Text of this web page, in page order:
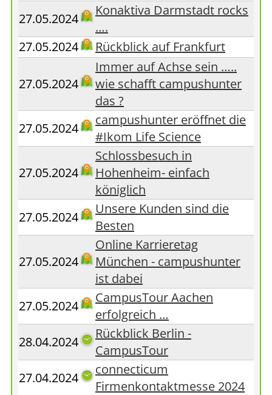
27.05.2024
Konaktiva Darmstadt rocks
….
27.05.2024
Rückblick auf Frankfurt
27.05.2024
Immer auf Achse sein …..
wie schafft campushunter
das ?
27.05.2024
campushunter eröffnet die
#Ikom Life Science
27.05.2024
Schlossbesuch in
Hohenheim- einfach
königlich
27.05.2024
Unsere Kunden sind die
Besten
27.05.2024
Online Karrieretag
München - campushunter
ist dabei
27.05.2024
CampusTour Aachen
erfolgreich …
28.04.2024
Rückblick Berlin -
CampusTour
27.04.2024
connecticum
Firmenkontaktmesse 2024